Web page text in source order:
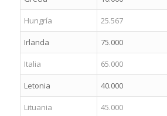
Hungría 25.567
Irlanda 75.000
Italia 65.000
Letonia 40.000
Lituania 45.000